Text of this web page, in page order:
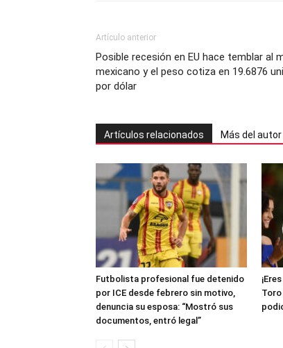
Artículo anterior
Posible recesión en EU hace temblar al
mexicano y el peso cotiza en 19.6876
por dólar
Artículos relacionados Más del autor
Futbolista profesional fue detenido
por ICE desde febrero sin motivo,
denuncia su esposa: “Mostró sus
documentos, entró legal”